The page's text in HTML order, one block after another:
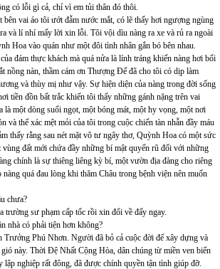
có lỗi gì cả, chỉ vì em tủi thân đó thôi.
vai áo tôi ướt đẫm nước mắt, có lẽ thấy hơi ngượng ngùng
và lí nhí mấy lời xin lỗi. Tôi vội dìu nàng ra xe và rủ ra ngoài
Hoa vào quán như một đôi tình nhân gắn bó bên nhau.
đám thực khách mà quá nửa là lính tráng khiến nàng hơi bối
nồng nàn, thầm cám ơn Thượng Đế đã cho tôi có dịp làm
và thùy mị như vậy. Sự hiện diện của nàng trong đời sống
tiền đồn bất trắc khiến tôi thấy những gánh nặng trên vai
là một dòng suối ngọt, một bóng mát, một hy vọng, một nơi
và thể xác mệt mỏi của tôi trong cuộc chiến tàn nhẫn đầy máu
thấy rằng sau nét mặt vô tư ngây thơ, Quỳnh Hoa có một sức
đất mới chứa đầy những bí mật quyến rũ đối với những
chính là sự thiêng liêng kỳ bí, một vườn địa đàng cho riêng
quá đau lòng khi thăm Châu trong bệnh viện nên muốn
chưa?
trường sư phạm cấp tốc rồi xin đổi về đấy ngay.
nhà có phải tiện hơn không?
Trưởng Phú Nhơn. Người đã bỏ cả cuộc đời để xây dựng và
gió này. Thời Đệ Nhất Cộng Hòa, dân chúng từ miền ven biển
lập nghiệp rất đông, đã được chính quyền tận tình giúp đỡ.